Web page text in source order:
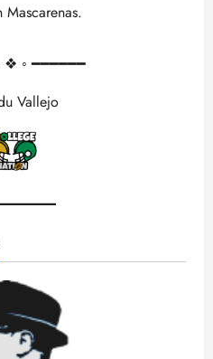
❖ ◦ ━━━━━━
Vallejo